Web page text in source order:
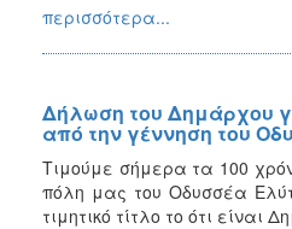
περισσότερα...
Δήλωση του Δημάρχου
από την γέννηση του
Τιμούμε σήμερα τα 100
πόλη μας του Οδυσσέα
τιμητικό τίτλο το ότι είναι